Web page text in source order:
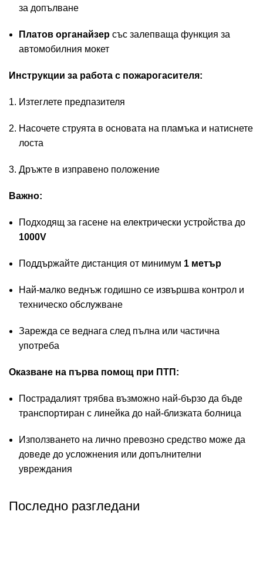
за допълване
Платов органайзер със залепваща функция за
автомобилния мокет
Инструкции за работа с пожарогасителя:
Изтеглете предпазителя
Насочете струята в основата на пламъка и натиснете
лоста
Дръжте в изправено положение
Важно:
Подходящ за гасене на електрически устройства до
1000V
Поддържайте дистанция от минимум 1 метър
Най-малко веднъж годишно се извършва контрол и
техническо обслужване
Зарежда се веднага след пълна или частична
употреба
Оказване на първа помощ при ПТП:
Пострадалият трябва възможно най-бързо да бъде
транспортиран с линейка до най-близката болница
Използването на лично превозно средство може да
доведе до усложнения или допълнителни
увреждания
Последно разгледани